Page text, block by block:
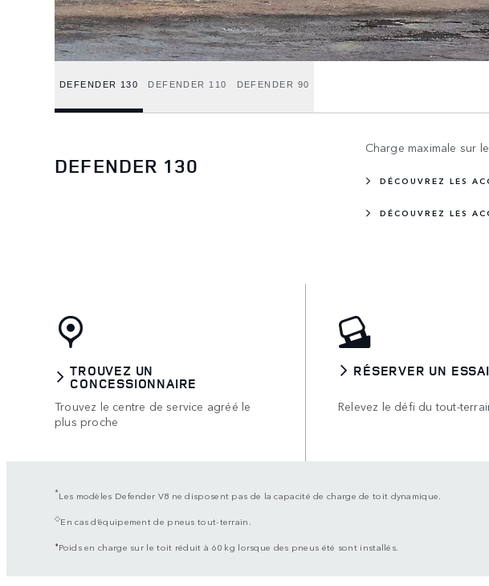
DEFENDER 130 DEFENDER 110 DEFENDER 90
DEFENDER 130
Charge maximale sur
DÉCOUVREZ LES
DÉCOUVREZ LES
TROUVEZ UN
CONCESSIONNAIRE
Trouvez le centre de service agréé le
plus proche
RÉSERVER UN ESSAI
Relevez le défi du tout-
*Les modèles Defender V8 ne disposent pas de la capacité de charge de toit dynamique.
◇En cas d’équipement de pneus tout-terrain.
⬧Poids en charge sur le toit réduit à 60 kg lorsque des pneus été sont installés.